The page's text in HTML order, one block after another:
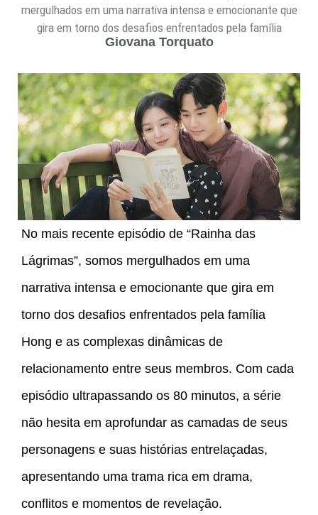
mergulhados em uma narrativa intensa e emocionante que
gira em torno dos desafios enfrentados pela família
Giovana Torquato
No mais recente episódio de “Rainha das
Lágrimas”, somos mergulhados em uma
narrativa intensa e emocionante que gira em
torno dos desafios enfrentados pela família
Hong e as complexas dinâmicas de
relacionamento entre seus membros. Com cada
episódio ultrapassando os 80 minutos, a série
não hesita em aprofundar as camadas de seus
personagens e suas histórias entrelaçadas,
apresentando uma trama rica em drama,
conflitos e momentos de revelação.